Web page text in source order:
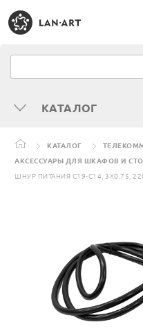
КАТАЛОГ
КАТАЛОГ
АКСЕССУАРЫ ДЛЯ ШКАФОВ И
ШНУР ПИТАНИЯ C19-C14, 3Х0.75,